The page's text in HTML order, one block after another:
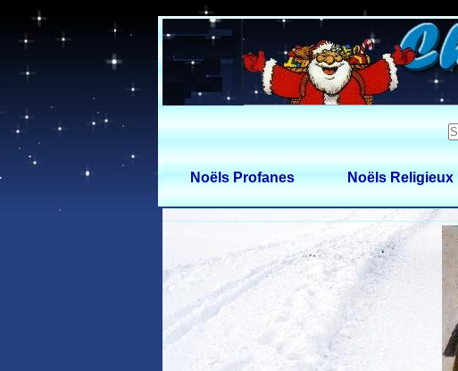
Noëls Profanes Noëls Religieux